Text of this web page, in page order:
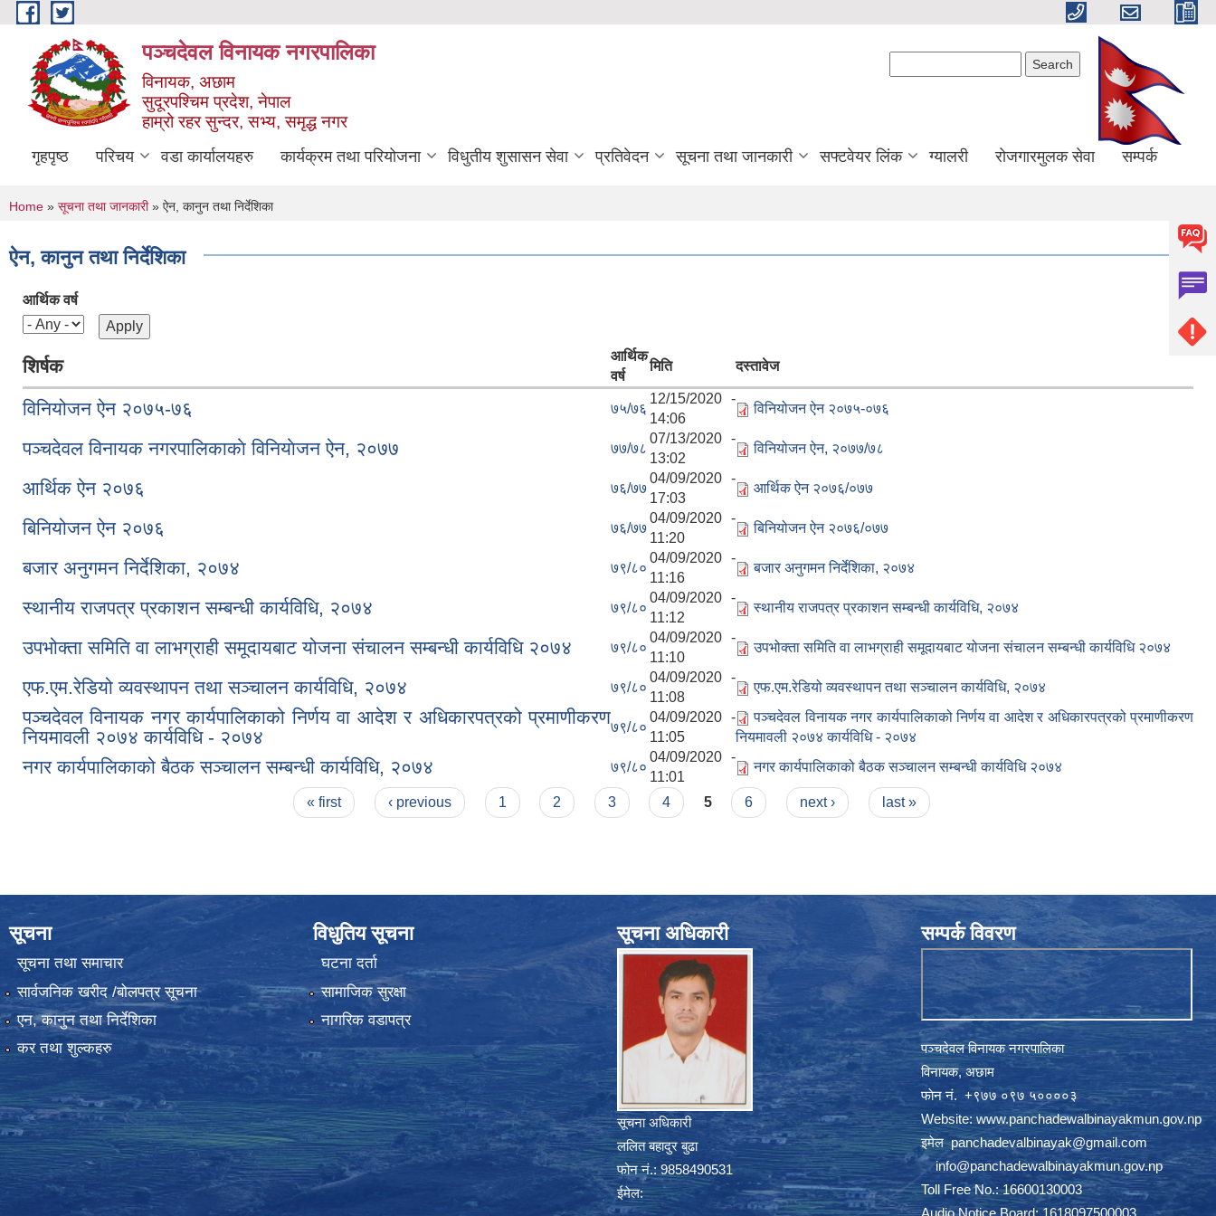
Skip to main content
पञ्चदेवल विनायक नगरपालिका
विनायक, अछाम
सुदूरपश्चिम प्रदेश, नेपाल
हाम्रो रहर सुन्दर, सभ्य, समृद्ध नगर
गृहपृष्ठ परिचय वडा कार्यालयहरु कार्यक्रम तथा परियोजना विधुतीय शुसासन सेवा प्रतिवेदन सूचना तथा जानकारी सफ्टवेयर लिंक ग्यालरी रोजगारमुलक सेवा सम्पर्क
You are here
Home » सूचना तथा जानकारी» ऐन, कानुन तथा निर्देशिका
ऐन, कानुन तथा निर्देशिका
आर्थिक वर्ष
शिर्षक
आर्थिक
वर्ष
मिति दस्तावेज
विनियोजन ऐन २०७५-७६ ७५/७६
12/15/2020 -
14:06
विनियोजन ऐन २०७५-०७६
पञ्चदेवल विनायक नगरपालिकाकाे विनियाेजन ऐन, २०७७ ७७/७८
07/13/2020 -
13:02
विनियोजन ऐन, २०७७/७८
आर्थिक ऐन २०७६ ७६/७७
04/09/2020 -
17:03
आर्थिक ऐन २०७६/०७७
बिनियोजन ऐन २०७६ ७६/७७
04/09/2020 -
11:20
बिनियोजन ऐन २०७६/०७७
बजार अनुगमन निर्देशिका, २०७४ ७९/८०
04/09/2020 -
11:16
बजार अनुगमन निर्देशिका, २०७४
स्थानीय राजपत्र प्रकाशन सम्बन्धी कार्यविधि, २०७४ ७९/८०
04/09/2020 -
11:12
स्थानीय राजपत्र प्रकाशन सम्बन्धी कार्यविधि, २०७४
उपभोक्ता समिति वा लाभग्राही समूदायबाट योजना संचालन सम्बन्धी कार्यविधि २०७४ ७९/८०
04/09/2020 -
11:10
उपभोक्ता समिति वा लाभग्राही समूदायबाट योजना संचालन सम्बन्धी कार्यविधि २०७४
एफ.एम.रेडियो व्यवस्थापन तथा सञ्चालन कार्यविधि, २०७४ ७९/८०
04/09/2020 -
11:08
एफ.एम.रेडियो व्यवस्थापन तथा सञ्चालन कार्यविधि, २०७४
पञ्चदेवल विनायक नगर कार्यपालिकाको निर्णय वा आदेश र अधिकारपत्रको प्रमाणीकरण
नियमावली २०७४ कार्यविधि - २०७४
७९/८०
04/09/2020 -
11:05
पञ्चदेवल विनायक नगर कार्यपालिकाको निर्णय वा आदेश र अधिकारपत्रको प्रमाणीकरण
नियमावली २०७४ कार्यविधि - २०७४
नगर कार्यपालिकाको बैठक सञ्चालन सम्बन्धी कार्यविधि, २०७४ ७९/८०
04/09/2020 -
11:01
नगर कार्यपालिकाको बैठक सञ्चालन सम्बन्धी कार्यविधि २०७४
« first ‹ previous 1 2 3 4 5 6 next › last »
सूचना
सूचना तथा समाचार
सार्वजनिक खरीद /बोलपत्र सूचना
एन, कानुन तथा निर्देशिका
कर तथा शुल्कहरु
विधुतिय सूचना
घटना दर्ता
सामाजिक सुरक्षा
नागरिक वडापत्र
सूचना अधिकारी
सूचना अधिकारी
ललित बहादुर बुढा
फोन नं.: 9858490531
ईमेल:
सम्पर्क विवरण
पञ्चदेवल विनायक नगरपालिका
विनायक, अछाम
फाेन नं‍‍‍‍. ‌+९७७ ०९७ ५००००३
Website: www.panchadewalbinayakmun.gov.np
इमेलpanchadevalbinayak@gmail.com
‌ ‌info@panchadewalbinayakmun.gov.np
Toll Free No.: 16600130003
Audio Notice Board: 1618097500003